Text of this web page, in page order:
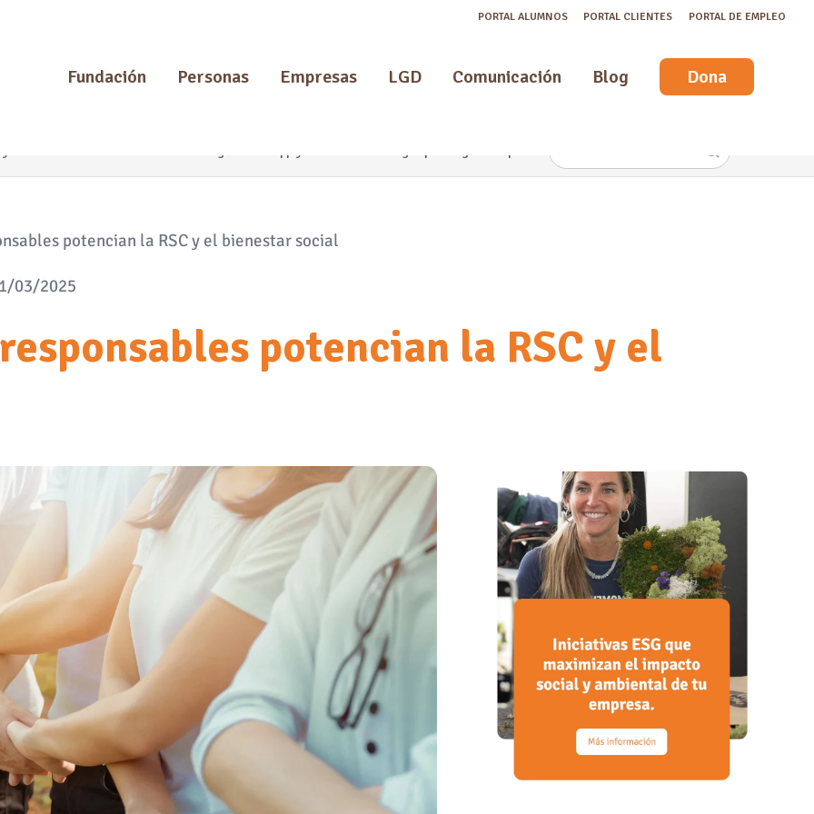
PORTAL ALUMNOS PORTAL CLIENTES PORTAL DE EMPLEO
Fundación Personas Empresas LGD Comunicación Blog Dona
potencian la RSC y el bienestar social
03/2025
potencian la RSC y el